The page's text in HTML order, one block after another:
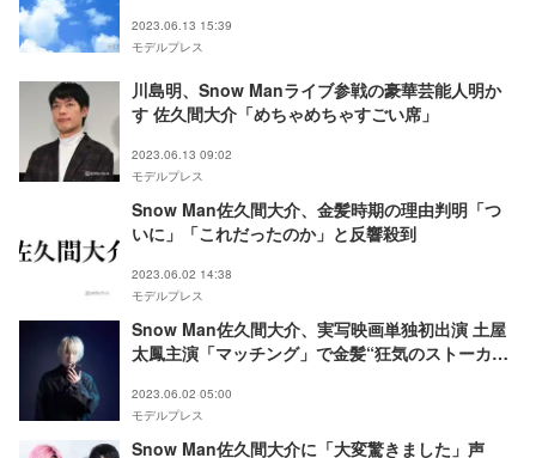
2023.06.13 15:39
モデルプレス
川島明、Snow Manライブ参戦の豪華芸能人明か
す 佐久間大介「めちゃめちゃすごい席」
2023.06.13 09:02
モデルプレス
Snow Man佐久間大介、金髪時期の理由判明「つ
いに」「これだったのか」と反響殺到
2023.06.02 14:38
モデルプレス
Snow Man佐久間大介、実写映画単独初出演 土屋
太鳳主演「マッチング」で金髪“狂気のストーカ
2023.06.02 05:00
モデルプレス
Snow Man佐久間大介に「大変驚きました」声